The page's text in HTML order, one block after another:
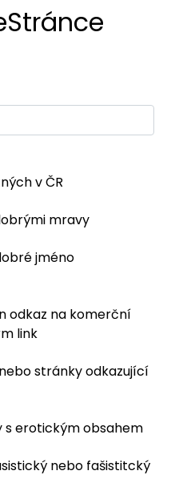
v ČR
mravy
jméno
odkaz na komerční
link
stránky odkazující
s erotickým obsahem
nebo fašistitcký